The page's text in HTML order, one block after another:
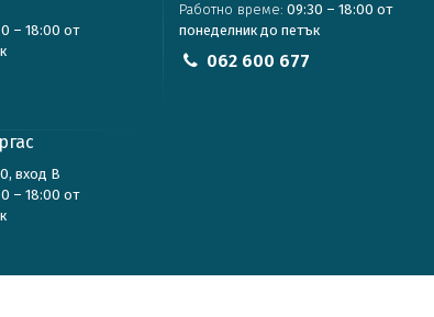
– 18:00 от
Работно време: 09:30 – 18:00 от
понеделник до петък
062 600 677
вход В
– 18:00 от